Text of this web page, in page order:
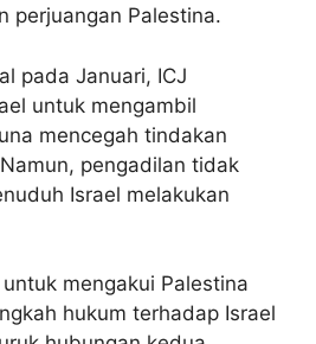
perjuangan Palestina.
pada Januari, ICJ
untuk mengambil
mencegah tindakan
pengadilan tidak
Israel melakukan
mengakui Palestina
hukum terhadap Israel